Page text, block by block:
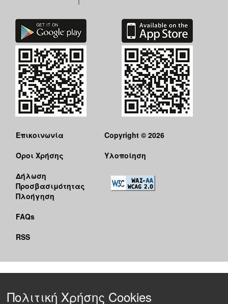
Επικοινωνία
Όροι Χρήσης
Δήλωση
Προσβασιμότητας
Πλοήγηση
FAQs
RSS
Copyright © 2026
Υλοποίηση
Πολιτική Χρήσης Cookies